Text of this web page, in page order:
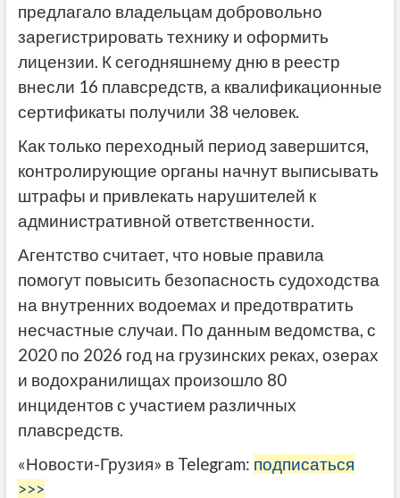
предлагало владельцам добровольно
зарегистрировать технику и оформить
лицензии. К сегодняшнему дню в реестр
внесли 16 плавсредств, а квалификационные
сертификаты получили 38 человек.
Как только переходный период завершится,
контролирующие органы начнут выписывать
штрафы и привлекать нарушителей к
административной ответственности.
Агентство считает, что новые правила
помогут повысить безопасность судоходства
на внутренних водоемах и предотвратить
несчастные случаи. По данным ведомства, с
2020 по 2026 год на грузинских реках, озерах
и водохранилищах произошло 80
инцидентов с участием различных
плавсредств.
«Новости-Грузия» в Telegram: подписаться
>>>